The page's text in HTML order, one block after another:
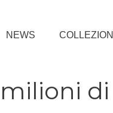
NEWS